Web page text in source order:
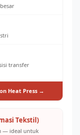
transfer
Heat Press →
Tekstil)
— ideal untuk